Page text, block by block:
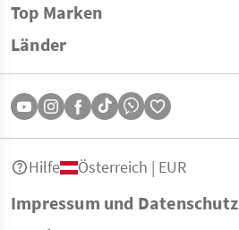
Top Marken
Länder
Impressum und Datenschutz
Hilfe Österreich | EUR